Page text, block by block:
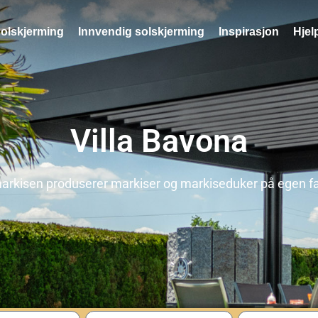
Innvendig solskjerming Inspirasjon
Villa Bavona
produserer markiser og markiseduker på egen